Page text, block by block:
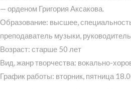
— орденом Григория Аксакова.
Образование: высшее,
преподаватель музыки,
Возраст: старше 50 лет
Вид, жанр творчества: вокально-
График работы: вторник, пятница